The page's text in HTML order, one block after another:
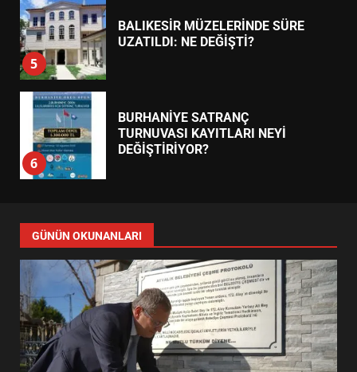
5
BALIKESİR MÜZELERİNDE SÜRE
UZATILDI: NE DEĞİŞTİ?
6
BURHANİYE SATRANÇ
TURNUVASI KAYITLARI NEYİ
DEĞİŞTİRİYOR?
7
YENİ YÖNETİM NASIL
ŞEKİLLENDİ?
1
AYVALIK SU MİRASI İÇİN
HAREKETE GEÇİYOR: GÖZLER
BULUŞMADA
GÜNÜN OKUNANLARI